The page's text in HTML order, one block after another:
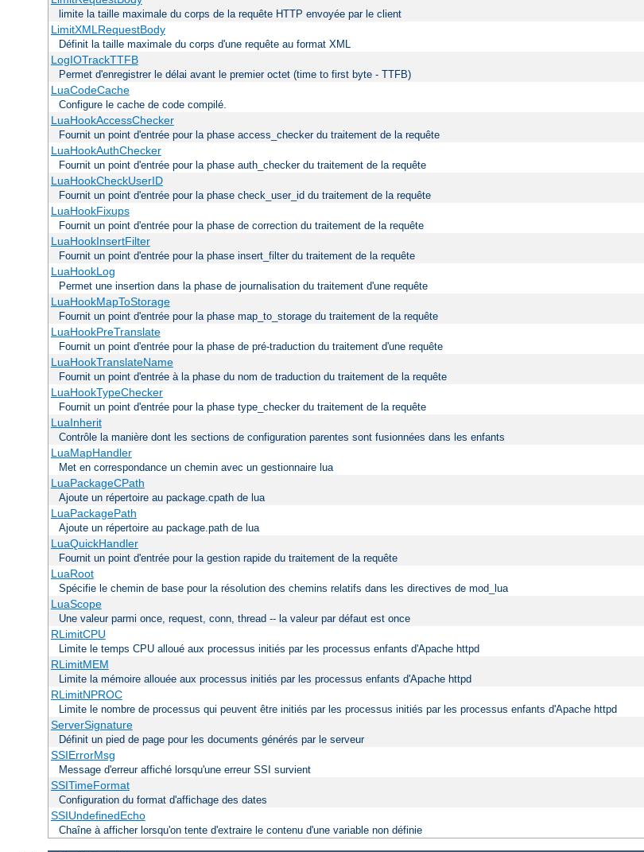
limite la taille maximale du corps de la requête HTTP envoyée par le client
LimitXMLRequestBody
Définit la taille maximale du corps d'une requête au format XML
LogIOTrackTTFB
Permet d'enregistrer le délai avant le premier octet (time to first byte - TTFB)
LuaCodeCache
Configure le cache de code compilé.
LuaHookAccessChecker
Fournit un point d'entrée pour la phase access_checker du traitement de la requête
LuaHookAuthChecker
Fournit un point d'entrée pour la phase auth_checker du traitement de la requête
LuaHookCheckUserID
Fournit un point d'entrée pour la phase check_user_id du traitement de la requête
LuaHookFixups
Fournit un point d'entrée pour la phase de correction du traitement de la requête
LuaHookInsertFilter
Fournit un point d'entrée pour la phase insert_filter du traitement de la requête
LuaHookLog
Permet une insertion dans la phase de journalisation du traitement d'une requête
LuaHookMapToStorage
Fournit un point d'entrée pour la phase map_to_storage du traitement de la requête
LuaHookPreTranslate
Fournit un point d'entrée pour la phase de pré-traduction du traitement d'une requête
LuaHookTranslateName
Fournit un point d'entrée à la phase du nom de traduction du traitement de la requête
LuaHookTypeChecker
Fournit un point d'entrée pour la phase type_checker du traitement de la requête
LuaInherit
Contrôle la manière dont les sections de configuration parentes sont fusionnées dans les enfants
LuaMapHandler
Met en correspondance un chemin avec un gestionnaire lua
LuaPackageCPath
Ajoute un répertoire au package.cpath de lua
LuaPackagePath
Ajoute un répertoire au package.path de lua
LuaQuickHandler
Fournit un point d'entrée pour la gestion rapide du traitement de la requête
LuaRoot
Spécifie le chemin de base pour la résolution des chemins relatifs dans les directives de mod_lua
LuaScope
Une valeur parmi once, request, conn, thread -- la valeur par défaut est once
RLimitCPU
Limite le temps CPU alloué aux processus initiés par les processus enfants d'Apache httpd
RLimitMEM
Limite la mémoire allouée aux processus initiés par les processus enfants d'Apache httpd
RLimitNPROC
Limite le nombre de processus qui peuvent être initiés par les processus initiés par les processus enfants d'Apache httpd
ServerSignature
Définit un pied de page pour les documents générés par le serveur
SSIErrorMsg
Message d'erreur affiché lorsqu'une erreur SSI survient
SSITimeFormat
Configuration du format d'affichage des dates
SSIUndefinedEcho
Chaîne à afficher lorsqu'on tente d'extraire le contenu d'une variable non définie